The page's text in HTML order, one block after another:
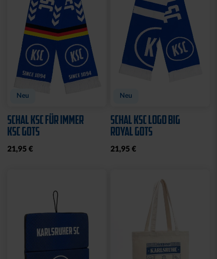
Neu
SCHAL KSC FÜR IMMER
KSC GOTS
21,95 €
Neu
SCHAL KSC LOGO BIG
ROYAL GOTS
21,95 €